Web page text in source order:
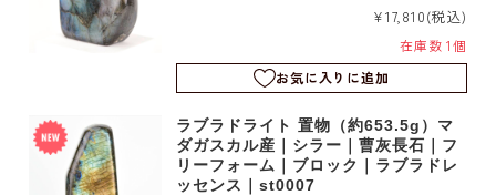
¥17,810(税込)
在庫数 1個
お気に入りに追加
ラブラドライト 置物（約653.5g）マ
ダガスカル産｜シラー｜曹灰長石｜フ
リーフォーム｜ブロック｜ラブラドレ
ッセンス｜st0007